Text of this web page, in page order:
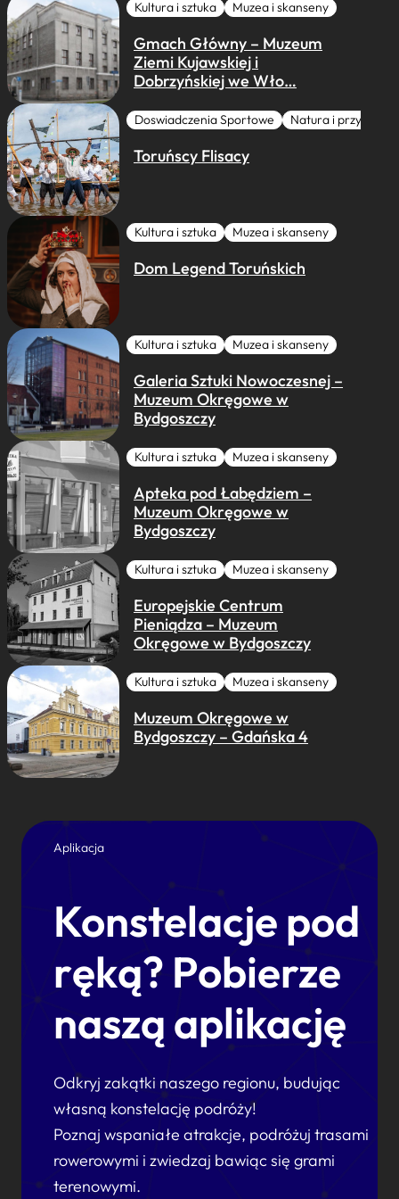
Kultura i sztuka Muzea i skanseny
Gmach Główny – Muzeum
Ziemi Kujawskiej i
Dobrzyńskiej we Wło…
Doswiadczenia Sportowe Natura i przygoda
Toruńscy Flisacy
Kultura i sztuka Muzea i skanseny
Dom Legend Toruńskich
Kultura i sztuka Muzea i skanseny
Galeria Sztuki Nowoczesnej –
Muzeum Okręgowe w
Bydgoszczy
Kultura i sztuka Muzea i skanseny
Apteka pod Łabędziem –
Muzeum Okręgowe w
Bydgoszczy
Kultura i sztuka Muzea i skanseny
Europejskie Centrum
Pieniądza – Muzeum
Okręgowe w Bydgoszczy
Kultura i sztuka Muzea i skanseny
Muzeum Okręgowe w
Bydgoszczy – Gdańska 4
Aplikacja
Konstelacje pod
ręką? Pobierze
naszą aplikację
Odkryj zakątki naszego regionu, budując
własną konstelację podróży!
Poznaj wspaniałe atrakcje, podróżuj trasami
rowerowymi i zwiedzaj bawiąc się grami
terenowymi.